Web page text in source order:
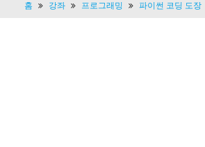
홈 강좌 프로그래밍 파이썬 코딩 도장